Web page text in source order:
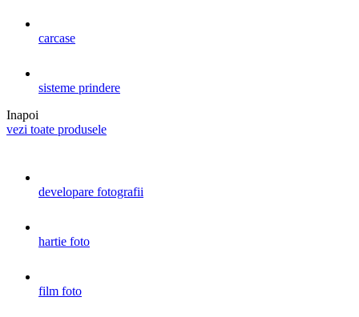
carcase
sisteme prindere
Inapoi
vezi toate produsele
developare fotografii
hartie foto
film foto